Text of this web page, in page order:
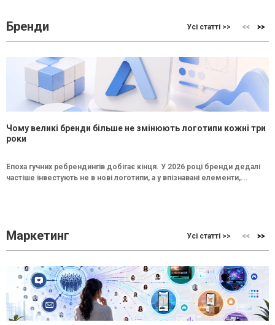
Бренди Усі статті >>
Чому великі бренди більше не змінюють логотипи кожні три
роки
Епоха гучних ребрендингів добігає кінця. У 2026 році бренди дедалі
частіше інвестують не в нові логотипи, а у впізнавані елементи,...
Маркетинг Усі статті >>